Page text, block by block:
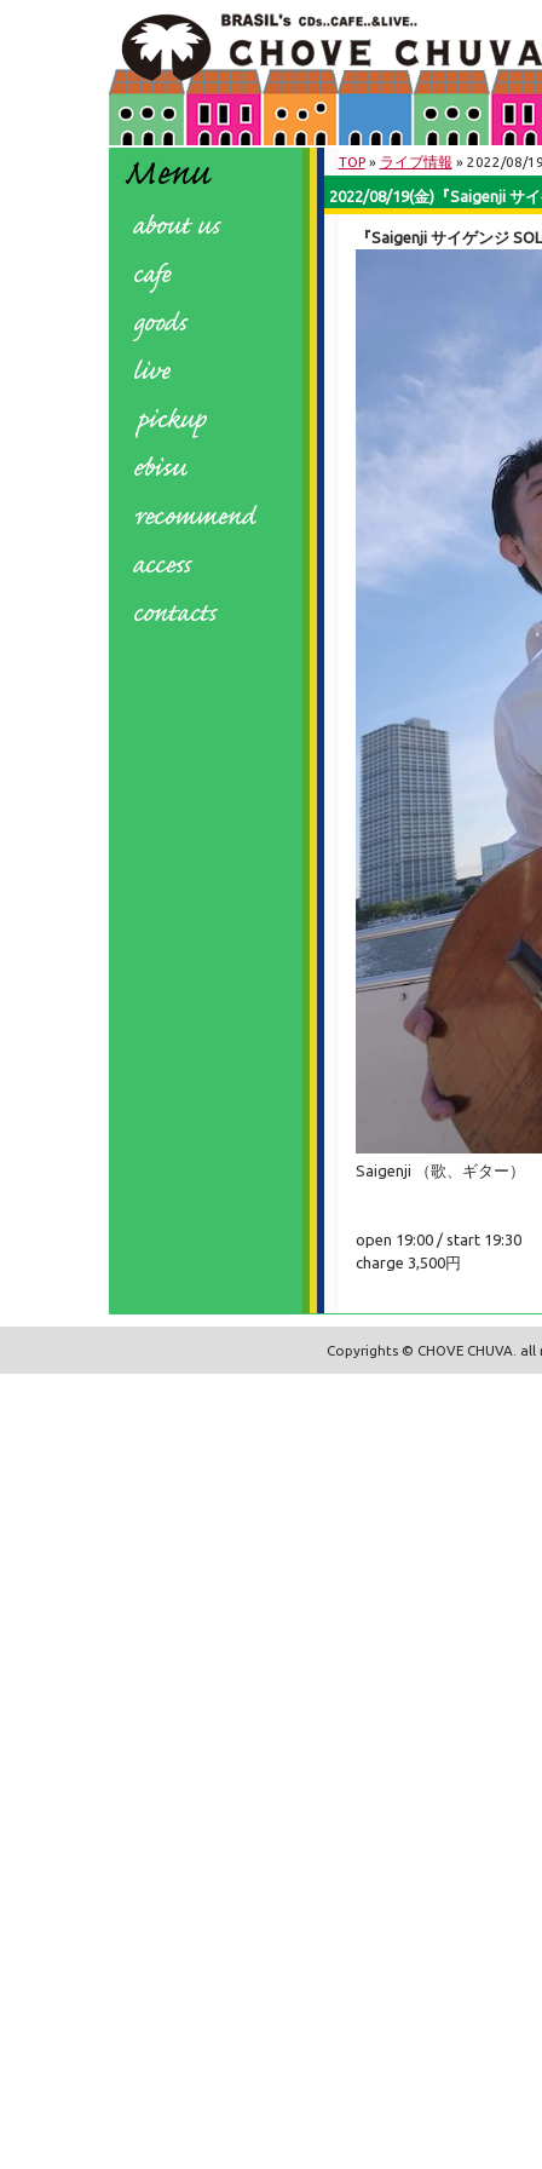
TOP» ライブ情報 » 2022/08/
2022/08/19(金)『Saigenji サ
『Saigenji サイゲンジ
Saigenji （歌、ギター）
open 19:00 / start 19:30
charge 3,500円
Copyrights © CHOVE CHUVA.